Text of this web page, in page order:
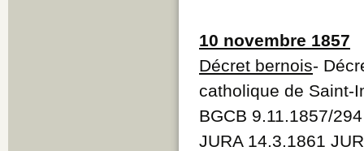
10 novembre 1857
Décret bernois-
catholique de Saint-
BGCB 9.11.1857/
JURA 14.3.1861